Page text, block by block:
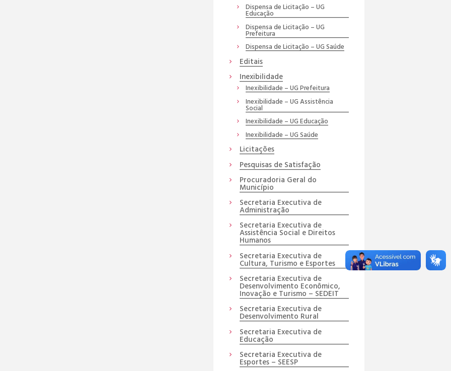
Dispensa de Licitação – UG
Educação
Dispensa de Licitação – UG
Prefeitura
Dispensa de Licitação – UG Saúde
Editais
Inexibilidade
Inexibilidade – UG Prefeitura
Inexibilidade – UG Assistência
Social
Inexibilidade – UG Educação
Inexibilidade – UG Saúde
Licitações
Pesquisas de Satisfação
Procuradoria Geral do
Município
Secretaria Executiva de
Administração
Secretaria Executiva de
Assistência Social e Direitos
Humanos
Secretaria Executiva de
Cultura, Turismo e Esportes
Secretaria Executiva de
Desenvolvimento Econômico,
Inovação e Turismo – SEDEIT
Secretaria Executiva de
Desenvolvimento Rural
Secretaria Executiva de
Educação
Secretaria Executiva de
Esportes – SEESP